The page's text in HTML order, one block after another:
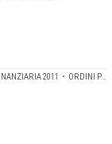
2011 • ORDINI PROFESSIONALI